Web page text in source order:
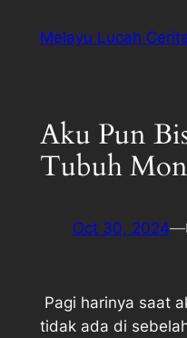
Melayu Lucah
Aku Pun
Tubuh
Oct 30, 2024—
Pagi harinya saat
tidak ada di